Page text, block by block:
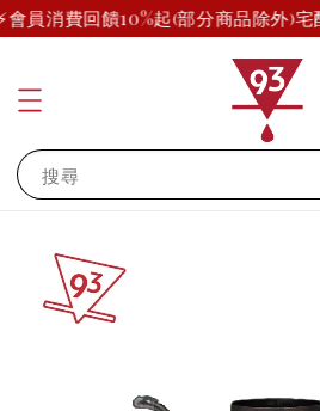
會員消費回饋10%起(部分商品除外)宅
搜尋